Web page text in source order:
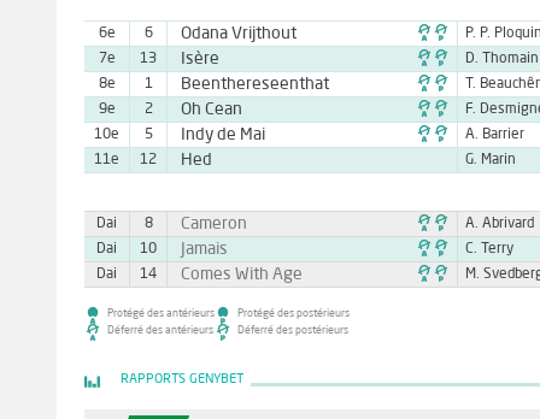
6e 6 Odana Vrijthout 
P. P.
7e
13 Isère 
D. Thomain
8e
1 Beenthereseenthat 
T.
9e
2 Oh Cean 
F.
10e
5 Indy de Mai 
A. Barrier
11e
12 Hed G. Marin
Dai 8 Cameron 
A. Abrivard
Dai
10 Jamais 
C. Terry
Dai
14 Comes With Age  M.
Protégé des antérieurs
Déferré des antérieurs
Protégé des postérieurs
Déferré des postérieurs
RAPPORTS GENYBET